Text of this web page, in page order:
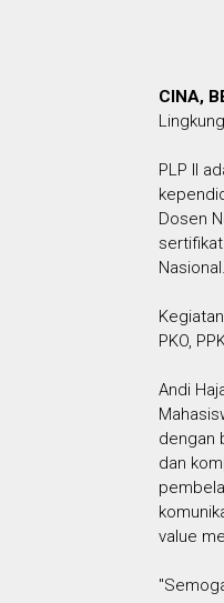
CINA,
PLP II
Dosen
Nasional.
PKO,
Andi
dengan
dan
value